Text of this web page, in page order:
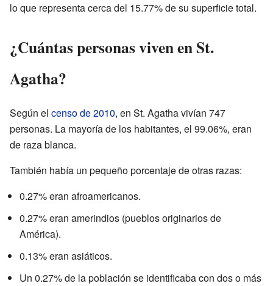
lo que representa cerca del 15.77% de su superficie total.
¿Cuántas personas viven en St.
Agatha?
Según el censo de 2010, en St. Agatha vivían 747
personas. La mayoría de los habitantes, el 99.06%, eran
de raza blanca.
También había un pequeño porcentaje de otras razas:
0.27% eran afroamericanos.
0.27% eran amerindios (pueblos originarios de
América).
0.13% eran asiáticos.
Un 0.27% de la población se identificaba con dos o más